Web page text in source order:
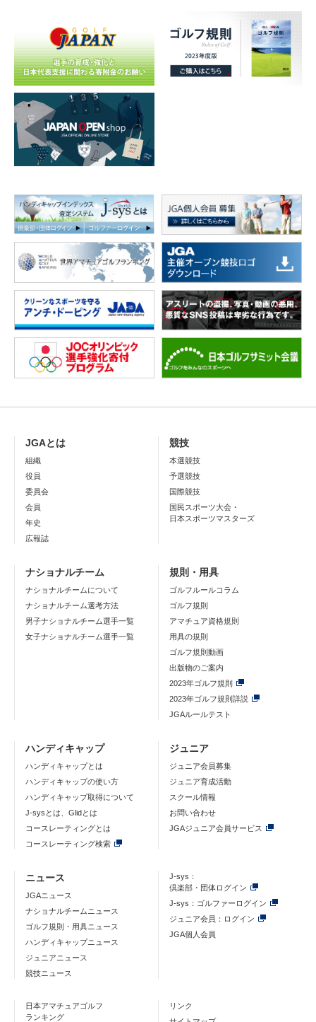
JGAとは
組織
役員
委員会
会員
年史
広報誌
競技
本選競技
予選競技
国際競技
国民スポーツ大会・
日本スポーツマスターズ
ナショナルチーム
ナショナルチームについて
ナショナルチーム選考方法
男子ナショナルチーム選手一覧
女子ナショナルチーム選手一覧
規則・用具
ゴルフルールコラム
ゴルフ規則
アマチュア資格規則
用具の規則
ゴルフ規則動画
出版物のご案内
2023年ゴルフ規則
2023年ゴルフ規則詳説
JGAルールテスト
ハンディキャップ
ハンディキャップとは
ハンディキャップの使い方
ハンディキャップ取得について
J-sysとは、Glidとは
コースレーティングとは
コースレーティング検索
ジュニア
ジュニア会員募集
ジュニア育成活動
スクール情報
お問い合わせ
JGAジュニア会員サービス
ニュース
JGAニュース
ナショナルチームニュース
ゴルフ規則・用具ニュース
ハンディキャップニュース
ジュニアニュース
競技ニュース
J-sys：
倶楽部・団体ログイン
J-sys：ゴルファーログイン
ジュニア会員：ログイン
JGA個人会員
日本アマチュアゴルフ
ランキング
リンク